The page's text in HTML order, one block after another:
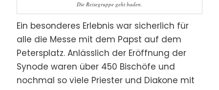
Die Reisegruppe geht baden.
Ein besonderes Erlebnis war sicherlich für
alle die Messe mit dem Papst auf dem
Petersplatz. Anlässlich der Eröffnung der
Synode waren über 450 Bischöfe und
nochmal so viele Priester und Diakone mit